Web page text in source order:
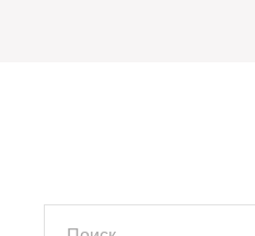
искать: